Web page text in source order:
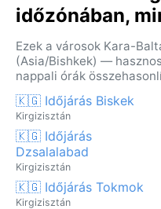
időzónában,
Ezek a városok Kara-
(Asia/Bishkek) —
nappali órák
🇰🇬 Időjárás Biskek
Kirgizisztán
🇰🇬 Időjárás
Dzsalalabad
Kirgizisztán
🇰🇬 Időjárás Tokmok
Kirgizisztán